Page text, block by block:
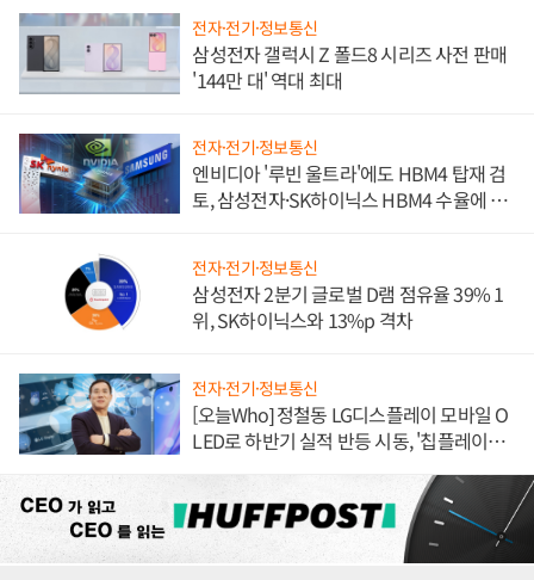
전자·전기·정보통신
삼성전자 갤럭시 Z 폴드8 시리즈 사전 판매
'144만 대' 역대 최대
전자·전기·정보통신
엔비디아 '루빈 울트라'에도 HBM4 탑재 검
토, 삼성전자·SK하이닉스 HBM4 수율에 주
전자·전기·정보통신
삼성전자 2분기 글로벌 D램 점유율 39% 1
위, SK하이닉스와 13%p 격차
전자·전기·정보통신
[오늘Who] 정철동 LG디스플레이 모바일 O
LED로 하반기 실적 반등 시동, '칩플레이